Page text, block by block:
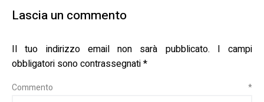
Lascia un commento
Il tuo indirizzo email non sarà pubblicato.
I campi
obbligatori sono contrassegnati*
Commento *